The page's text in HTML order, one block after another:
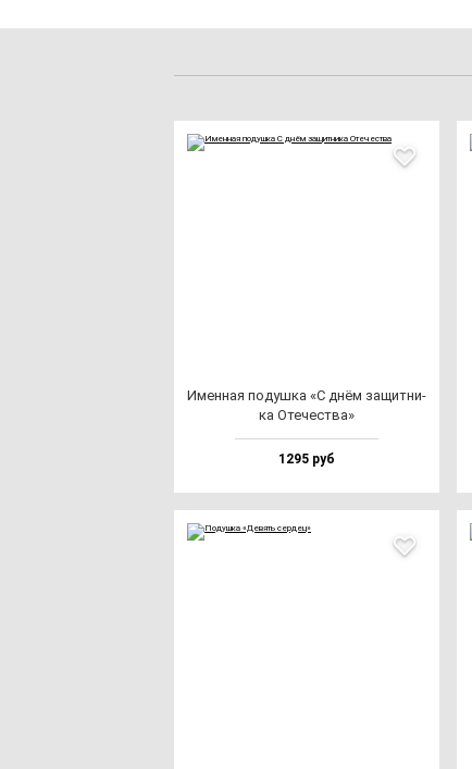
Имен­ная по­душ­ка «С днём за­щит­ни­
ка Оте­чес­тва»
1295 руб